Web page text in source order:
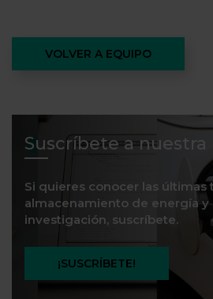
VOLVER A EQUIPO
Suscríbete a nuestra
Si quieres conocer las últimas
almacenamiento de energía y
investigación, suscríbete.
¡SUSCRÍBETE!